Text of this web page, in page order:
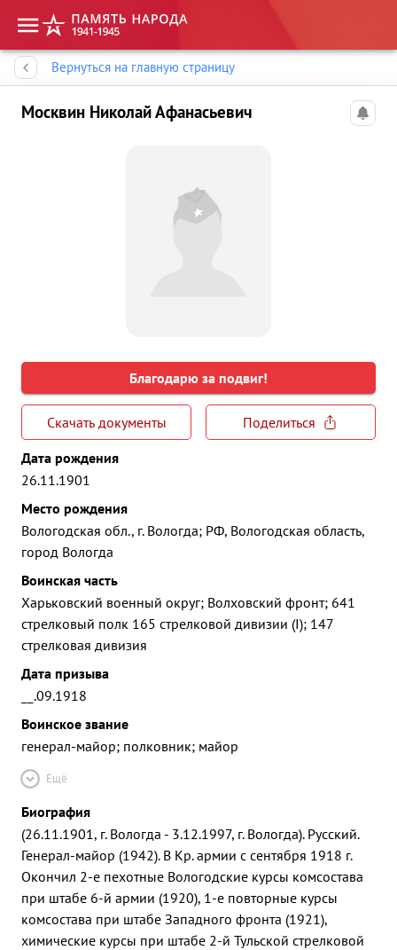
Вернуться на главную страницу
Москвин Николай Афанасьевич
Благодарю за подвиг!
Скачать документы
Поделиться
Дата рождения
26.11.1901
Место рождения
Вологодская обл., г. Вологда; РФ, Вологодская область,
город Вологда
Воинская часть
Харьковский военный округ; Волховский фронт; 641
стрелковый полк 165 стрелковой дивизии (I); 147
стрелковая дивизия
Дата призыва
__.09.1918
Воинское звание
генерал-майор; полковник; майор
Ещё
Биография
(26.11.1901, г. Вологда - 3.12.1997, г. Вологда). Русский.
Генерал-майор (1942). В Кр. армии с сентября 1918 г.
Окончил 2-е пехотные Вологодские курсы комсостава
при штабе 6-й армии (1920), 1-е повторные курсы
комсостава при штабе Западного фронта (1921),
химические курсы при штабе 2-й Тульской стрелковой
Память народа